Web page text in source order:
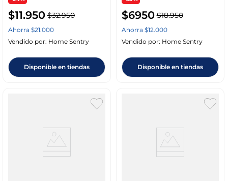
$11.950 $32.950
Ahorra $21.000
Vendido por: Home Sentry
Disponible en tiendas
$6950 $18.950
Ahorra $12.000
Vendido por: Home Sentry
Disponible en tiendas